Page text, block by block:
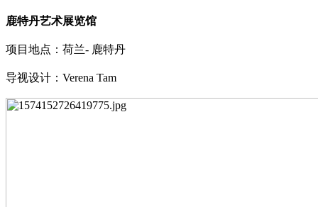
鹿特丹艺术展览馆
项目地点：荷兰- 鹿特丹
导视设计： Verena Tam